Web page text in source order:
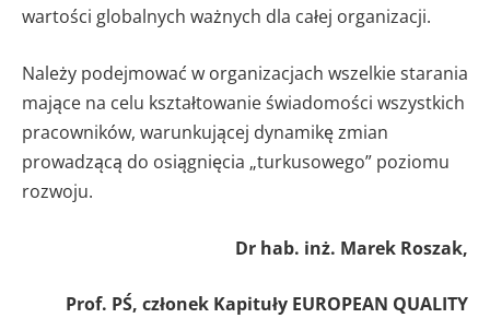
wartości globalnych ważnych dla całej organizacji.
Należy podejmować w organizacjach wszelkie starania
mające na celu kształtowanie świadomości wszystkich
pracowników, warunkującej dynamikę zmian
prowadzącą do osiągnięcia „turkusowego” poziomu
rozwoju.
Dr hab. inż. Marek Roszak,
Prof. PŚ, członek Kapituły EUROPEAN QUALITY